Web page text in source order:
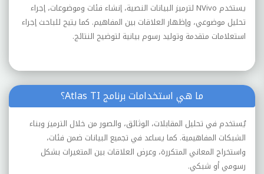
يستخدم NVivo لترميز البيانات النصية، إنشاء فئات وموضوعات، إجراء
تحليل موضوعي، وإظهار العلاقات بين المفاهيم. كما يتيح للباحث إجراء
استعلامات متقدمة وتوليد رسوم بيانية لتوضيح النتائج.
ما هي استخدامات برنامج Atlas TI؟
يُستخدم في تحليل المقابلات، الوثائق، والصور من خلال الترميز وبناء
الشبكات المفاهيمية. كما يساعد في تجميع البيانات ضمن فئات،
واستخراج المعاني المتكررة، وعرض العلاقات بين المتغيرات بشكل
رسومي أو شبكي.